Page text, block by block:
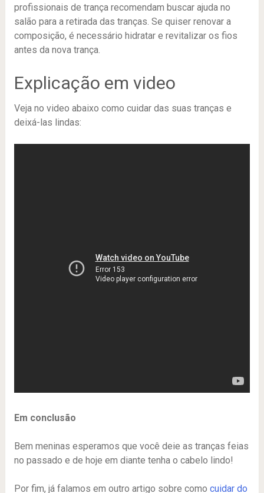
profissionais de trança recomendam buscar ajuda no
salão para a retirada das tranças. Se quiser renovar a
composição, é necessário hidratar e revitalizar os fios
antes da nova trança.
Explicação em video
Veja no video abaixo como cuidar das suas tranças e
deixá-las lindas:
Em conclusão
Bem meninas esperamos que você deie as tranças feias
no passado e de hoje em diante tenha o cabelo lindo!
Por fim, já falamos em outro artigo sobre como cuidar do